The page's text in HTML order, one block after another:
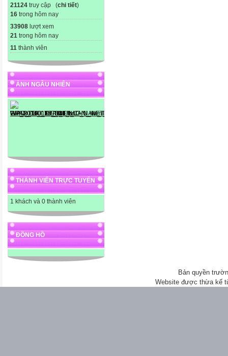
21124 truy cập (chi tiết)
16 trong hôm nay
33908 lượt xem
21 trong hôm nay
11 thành viên
ẢNH NGẪU NHIÊN
THÀNH VIÊN TRỰC TUYẾN
1 khách và 0 thành viên
ĐỒNG HỒ
Bản quyền
Website được thừa kế